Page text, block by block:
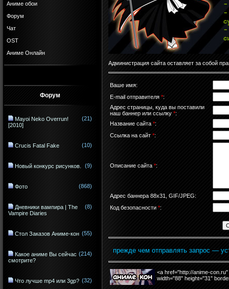
Аниме обои
Форум
Чат
OST
Аниме Онлайн
Форум
Mayoi Neko Overrun!
[2010]
(21)
Crucis Fatal Fake (10)
Новый конкурс рисунков. (9)
Фото (868)
Дневники вампира | The
Vampire Diaries
(8)
Стол Заказов Аниме-кон (55)
Какое аниме Вы сейчас
смотрите?
(214)
Что лучше mp4 или 3gp? (32)
Администрация сайта оставляет за собой
Ваше имя:
E-mail отправителя *:
Адрес страницы, куда вы поставили
наш баннер или ссылку *:
Название сайта *:
Ссылка на сайт *:
Описание сайта *:
Адрес баннера 88x31, GIF/JPEG:
Код безопасности *:
прежде чем отправлять запрос —
<a href="http://anime-
width="88" height="31"